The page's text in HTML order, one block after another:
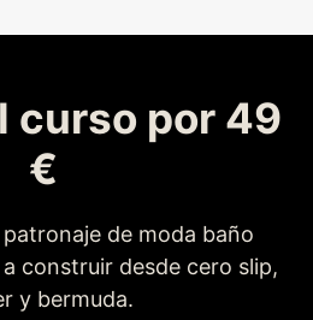
curso por 49
€
de moda baño
construir desde cero slip,
y bermuda.